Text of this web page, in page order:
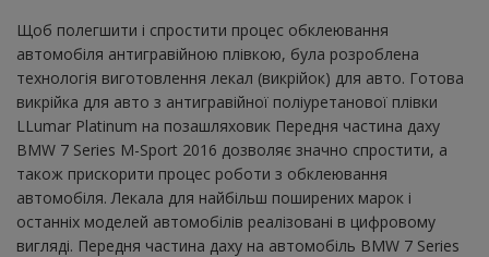
Щоб полегшити і спростити процес обклеювання
автомобіля антигравійною плівкою, була розроблена
технологія виготовлення лекал (викрійок) для авто. Готова
викрійка для авто з антигравійної поліуретанової плівки
LLumar Platinum на позашляховик Передня частина даху
BMW 7 Series M-Sport 2016 дозволяє значно спростити, а
також прискорити процес роботи з обклеювання
автомобіля. Лекала для найбільш поширених марок і
останніх моделей автомобілів реалізовані в цифровому
вигляді. Передня частина даху на автомобіль BMW 7 Series